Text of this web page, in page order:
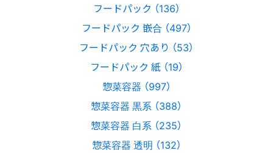
フードパック （136）
フードパック 嵌合 （497）
フードパック 穴あり （53）
フードパック 紙 （19）
惣菜容器 （997）
惣菜容器 黒系 （388）
惣菜容器 白系 （235）
惣菜容器 透明 （132）